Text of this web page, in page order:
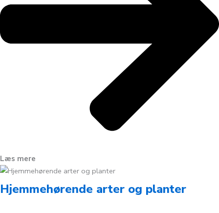
Læs mere
Hjemmehørende arter og planter